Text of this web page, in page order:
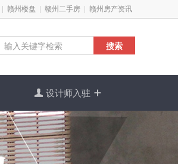
| 赣州楼盘 | 赣州二手房 | 赣州房产资讯
搜索
 设计师入驻 